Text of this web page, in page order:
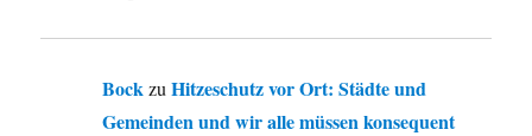
Bock zuHitzeschutz vor Ort: Städte und
Gemeinden und wir alle müssen konsequent